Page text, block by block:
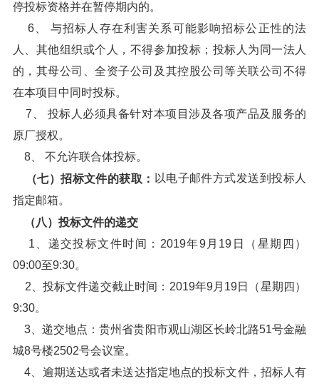
停投标资格并在暂停期内的。
6、 与招标人存在利害关系可能影响招标公正性的法
人、其他组织或个人，不得参加投标；投标人为同一法人
的，其母公司、全资子公司及其控股公司等关联公司不得
在本项目中同时投标。
7、 投标人必须具备针对本项目涉及各项产品及服务的
原厂授权。
8、 不允许联合体投标。
（七）招标文件的获取： 以电子邮件方式发送到投标人
指定邮箱。
（八）投标文件的递交
1、递交投标文件时间：2019年9月19日（星期四）
09:00至9:30。
2、投标文件递交截止时间：2019年9月19日（星期四）
9:30。
3、递交地点：贵州省贵阳市观山湖区长岭北路51号金融
城8号楼2502号会议室。
4、逾期送达或者未送达指定地点的投标文件，招标人有